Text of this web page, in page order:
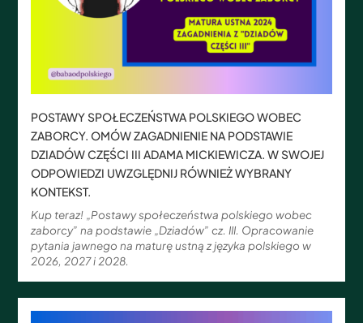
POSTAWY SPOŁECZEŃSTWA POLSKIEGO WOBEC
ZABORCY. OMÓW ZAGADNIENIE NA PODSTAWIE
DZIADÓW CZĘŚCI III ADAMA MICKIEWICZA. W SWOJEJ
ODPOWIEDZI UWZGLĘDNIJ RÓWNIEŻ WYBRANY
KONTEKST.
Kup teraz! „Postawy społeczeństwa polskiego wobec
zaborcy” na podstawie „Dziadów” cz. III. Opracowanie
pytania jawnego na maturę ustną z języka polskiego w
2026, 2027 i 2028.